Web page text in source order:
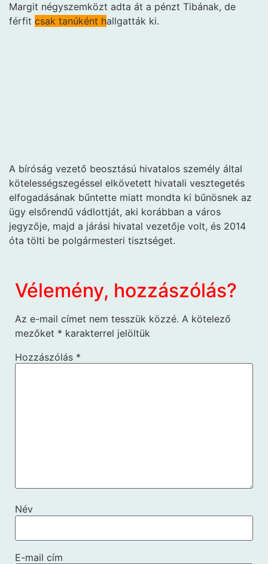
Margit négyszemközt adta át a pénzt Tibának, de
férfit csak tanúként hallgatták ki.
A bíróság vezető beosztású hivatalos személy által
kötelességszegéssel elkövetett hivatali vesztegetés
elfogadásának bűntette miatt mondta ki bűnösnek az
ügy elsőrendű vádlottját, aki korábban a város
jegyzője, majd a járási hivatal vezetője volt, és 2014
óta tölti be polgármesteri tisztséget.
Vélemény, hozzászólás?
Az e-mail címet nem tesszük közzé. A kötelező
mezőket * karakterrel jelöltük
Hozzászólás *
Név
E-mail cím